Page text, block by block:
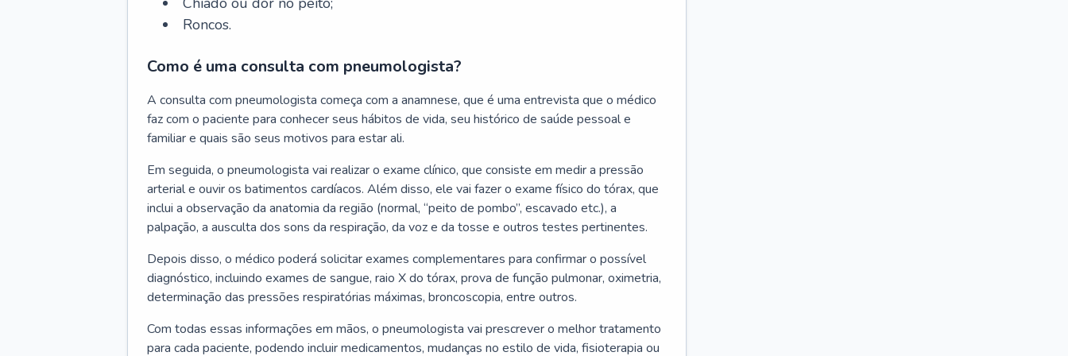
Roncos.
Como é uma consulta com pneumologista?
A consulta com pneumologista começa com a anamnese, que é uma entrevista que o médico
faz com o paciente para conhecer seus hábitos de vida, seu histórico de saúde pessoal e
familiar e quais são seus motivos para estar ali.
Em seguida, o pneumologista vai realizar o exame clínico, que consiste em medir a pressão
arterial e ouvir os batimentos cardíacos. Além disso, ele vai fazer o exame físico do tórax, que
inclui a observação da anatomia da região (normal, “peito de pombo”, escavado etc.), a
palpação, a ausculta dos sons da respiração, da voz e da tosse e outros testes pertinentes.
Depois disso, o médico poderá solicitar exames complementares para confirmar o possível
diagnóstico, incluindo exames de sangue, raio X do tórax, prova de função pulmonar, oximetria,
determinação das pressões respiratórias máximas, broncoscopia, entre outros.
Com todas essas informações em mãos, o pneumologista vai prescrever o melhor tratamento
para cada paciente, podendo incluir medicamentos, mudanças no estilo de vida, fisioterapia ou